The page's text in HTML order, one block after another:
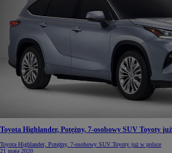
Toyota Highlander, Potężny, 7-osobowy SUV Toyoty
Toyota Highlander, Potężny, 7-osobowy SUV Toyoty już w polsce
21 maja 2020